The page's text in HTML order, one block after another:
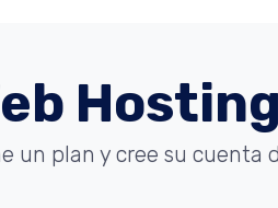
Hosting
un plan y cree su cuenta